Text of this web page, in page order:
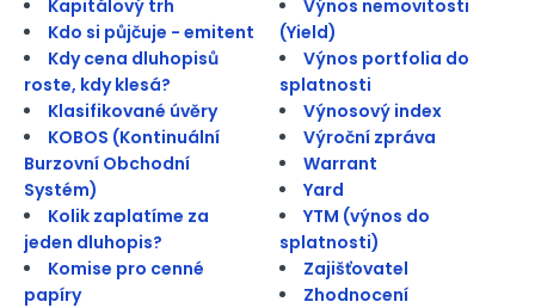
Kapitálový trh
Kdo si půjčuje - emitent
Kdy cena dluhopisů
roste, kdy klesá?
Klasifikované úvěry
KOBOS (Kontinuální
Burzovní Obchodní
Systém)
Kolik zaplatíme za
jeden dluhopis?
Komise pro cenné
papíry
Výnos nemovitosti
(Yield)
Výnos portfolia do
splatnosti
Výnosový index
Výroční zpráva
Warrant
Yard
YTM (výnos do
splatnosti)
Zajišťovatel
Zhodnocení